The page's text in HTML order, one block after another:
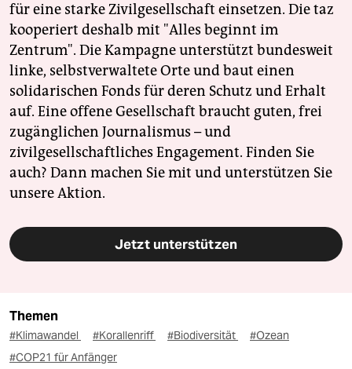
für eine starke Zivilgesellschaft einsetzen. Die taz
kooperiert deshalb mit "Alles beginnt im
Zentrum". Die Kampagne unterstützt bundesweit
linke, selbstverwaltete Orte und baut einen
solidarischen Fonds für deren Schutz und Erhalt
auf. Eine offene Gesellschaft braucht guten, frei
zugänglichen Journalismus – und
zivilgesellschaftliches Engagement. Finden Sie
auch? Dann machen Sie mit und unterstützen Sie
unsere Aktion.
Jetzt unterstützen
Themen
#Klimawandel #Korallenriff #Biodiversität
#Ozean
#COP21 für Anfänger